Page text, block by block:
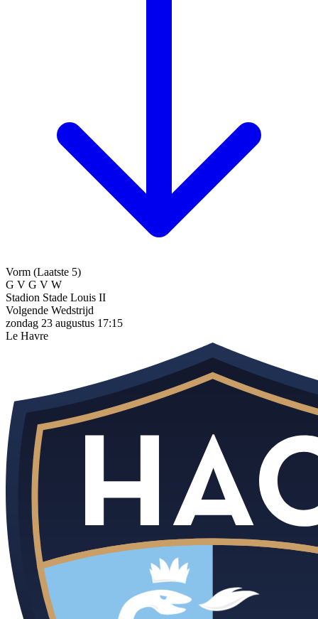
Vorm (Laatste 5)
G V G V W
Stadion Stade Louis II
Volgende Wedstrijd
zondag 23 augustus 17:15
Le Havre